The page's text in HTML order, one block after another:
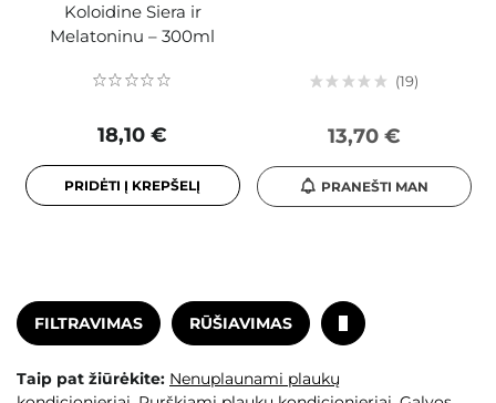
Koloidine Siera ir
Melatoninu – 300ml
18,10 €
PRIDĖTI Į KREPŠELĮ
19
13,70 €
PRANEŠTI MAN
FILTRAVIMAS RŪŠIAVIMAS
Taip pat žiūrėkite: Nenuplaunami plaukų